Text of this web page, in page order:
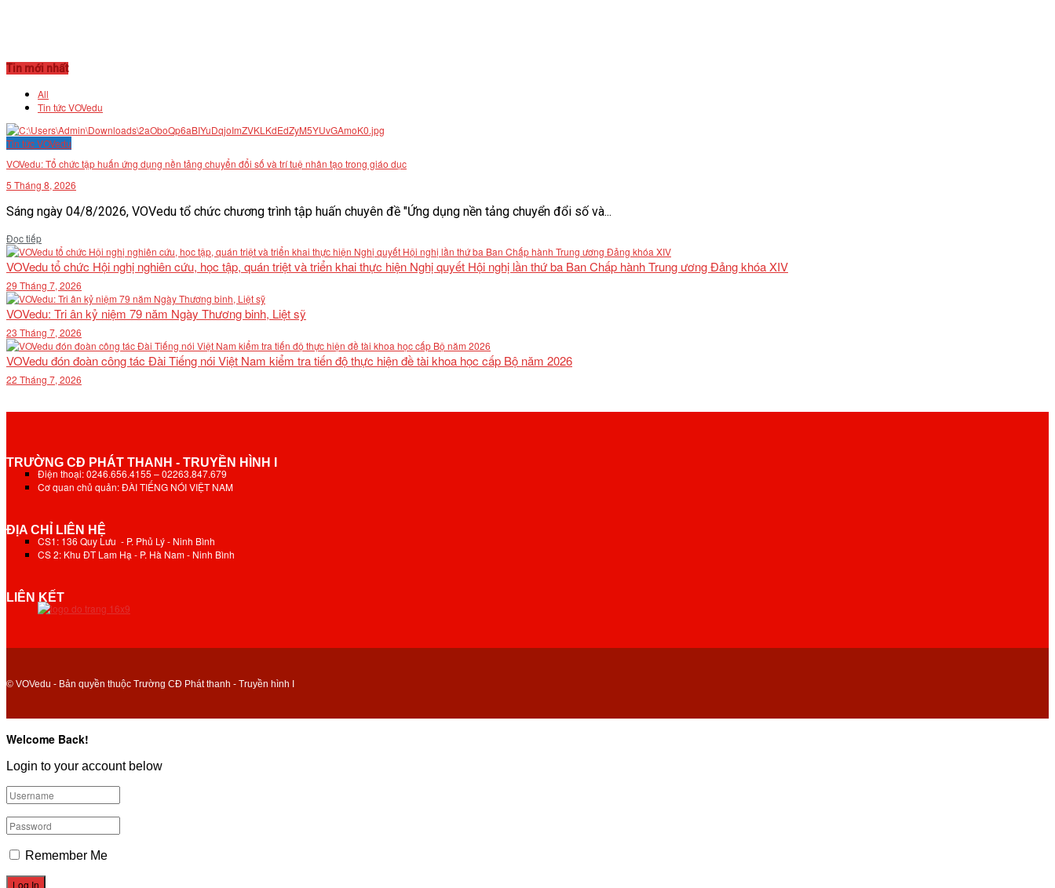
Tin mới nhất
All
Tin tức VOVedu
Tin tức VOVedu
VOVedu: Tổ chức tập huấn ứng dụng nền tảng chuyển đổi số và trí tuệ nhân tạo trong giáo dục
5 Tháng 8, 2026
Sáng ngày 04/8/2026, VOVedu tổ chức chương trình tập huấn chuyên đề "Ứng dụng nền tảng chuyển đổi số và...
Đọc tiếpDetails
VOVedu tổ chức Hội nghị nghiên cứu, học tập, quán triệt và triển khai thực hiện Nghị quyết Hội nghị lần thứ ba Ban Chấp hành Trung ương Đảng khóa XIV
29 Tháng 7, 2026
VOVedu: Tri ân kỷ niệm 79 năm Ngày Thương binh, Liệt sỹ
23 Tháng 7, 2026
VOVedu đón đoàn công tác Đài Tiếng nói Việt Nam kiểm tra tiến độ thực hiện đề tài khoa học cấp Bộ năm 2026
22 Tháng 7, 2026
TRƯỜNG CĐ PHÁT THANH - TRUYỀN HÌNH I
Điện thoại: 0246.656.4155 – 02263.847.679
Cơ quan chủ quản: ĐÀI TIẾNG NÓI VIỆT NAM
ĐỊA CHỈ LIÊN HỆ
CS1: 136 Quy Lưu - P. Phủ Lý - Ninh Bình
CS 2: Khu ĐT Lam Hạ - P. Hà Nam - Ninh Bình
LIÊN KẾT
© VOVedu - Bản quyền thuộc Trường CĐ Phát thanh - Truyền hình I
Welcome Back!
Login to your account below
Remember Me